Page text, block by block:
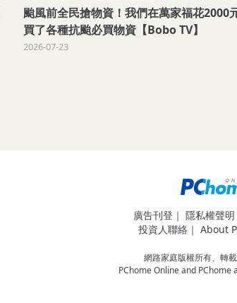
颱風前全民搶物資！我們在萬家福花2000
買了各種抗颱必買物資【Bobo TV】
2026-07-23
廣告刊登 ｜ 隱私權聲明
投資人聯絡｜ About
網路家庭版權所有、轉
PChome Online and